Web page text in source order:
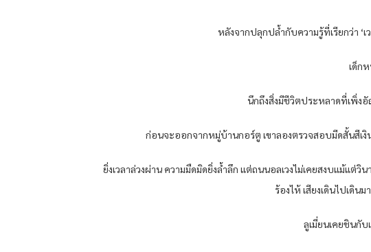
หลังจากปลุกปล้ำกับความรู้ที่เรียกว่า ‘
เด็ก
นึกถึงสิ่งมีชีวิตประหลาดที่เพิ่ง
ก่อนจะออกจากหมู่บ้านกอร์ตู เขาลองตรวจสอบมีดสั้นสีเ
ยิ่งเวลาล่วงผ่าน ความมืดมิดยิ่งล้ำลึก แต่ถนนอลเวงไม่เคยสงบแม้แต่วิน
ร้องไห้ เสียงเดินไปเดิ
ลูเมี่ยนเคยชินกับ